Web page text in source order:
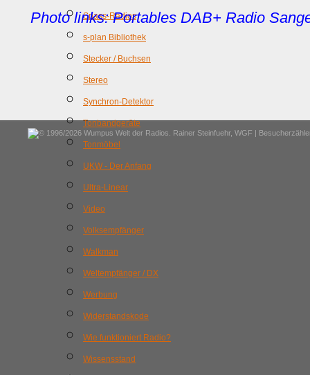
Spass-Radios
s-plan Bibliothek
Stecker / Buchsen
Stereo
Synchron-Detektor
Tonbandgeräte
Tonmöbel
UKW - Der Anfang
Ultra-Linear
Video
Volksempfänger
Walkman
Weltempfänger / DX
Werbung
Widerstandskode
Wie funktioniert Radio?
Wissensstand
Photo links: Portables DAB+ Radio
© 1996/2026 Wumpus Welt der Radios. Rainer Steinfuehr, WGF |